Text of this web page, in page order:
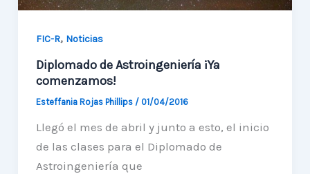
FIC-R, Noticias
Diplomado de Astroingeniería ¡Ya
comenzamos!
Esteffania Rojas Phillips / 01/04/2016
Llegó el mes de abril y junto a esto, el inicio
de las clases para el Diplomado de
Astroingeniería que